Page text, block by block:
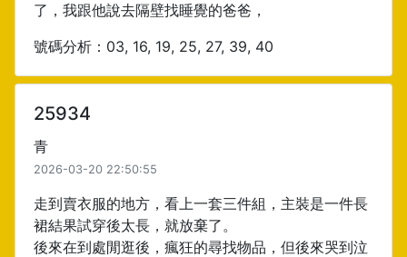
了，我跟他說去隔壁找睡覺的爸爸，
號碼分析：03, 16, 19, 25, 27, 39, 40
25934
青
2026-03-20 22:50:55
走到賣衣服的地方，看上一套三件組，主裝是一件長
裙結果試穿後太長，就放棄了。
後來在到處閒逛後，瘋狂的尋找物品，但後來哭到泣